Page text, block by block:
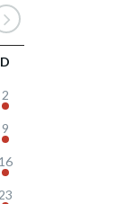
D
2
9
16
23